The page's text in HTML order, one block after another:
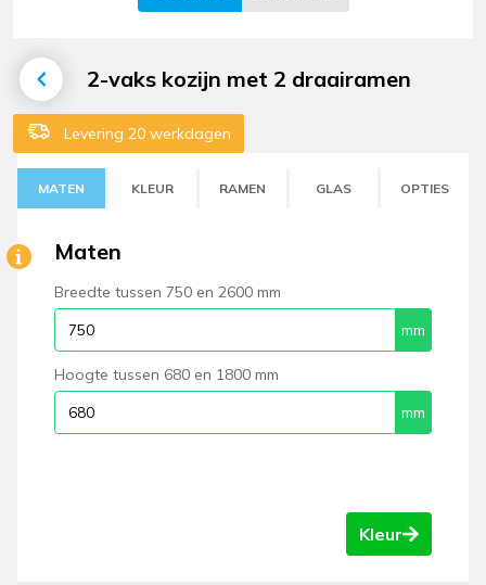
2-vaks kozijn met 2 draairamen
Levering 20 werkdagen
MATEN KLEUR RAMEN GLAS OPTIES
Maten
Breedte tussen 750 en 2600 mm
Hoogte tussen 680 en 1800 mm
Kleur